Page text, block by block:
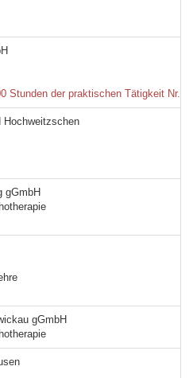
Stunden der praktischen Tätigkeit Nr.
Hochweitzschen
gGmbH
gGmbH